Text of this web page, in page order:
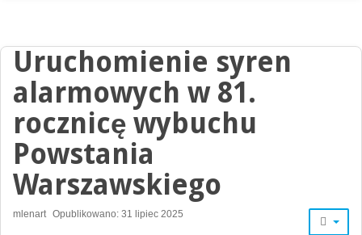
Uruchomienie syren
alarmowych w 81.
rocznicę wybuchu
Powstania
Warszawskiego
mlenart Opublikowano: 31 lipiec 2025